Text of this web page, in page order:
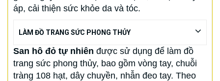
áp, cải thiện sức khỏe da và tóc.
LÀM ĐỒ TRANG SỨC PHONG THỦY
San hô đỏ tự nhiên được sử dụng để làm đồ
trang sức phong thủy, bao gồm vòng tay, chuỗi
tràng 108 hạt, dây chuyền, nhẫn đeo tay. Theo